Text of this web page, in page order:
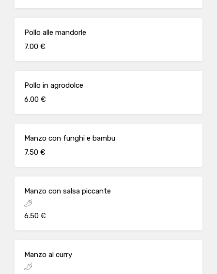
Pollo alle mandorle
7.00 €
Pollo in agrodolce
6.00 €
Manzo con funghi e bambu
7.50 €
Manzo con salsa piccante
6.50 €
Manzo al curry